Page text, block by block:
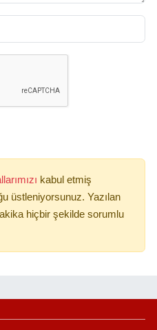
kabul etmiş
üstleniyorsunuz. Yazılan
hiçbir şekilde sorumlu